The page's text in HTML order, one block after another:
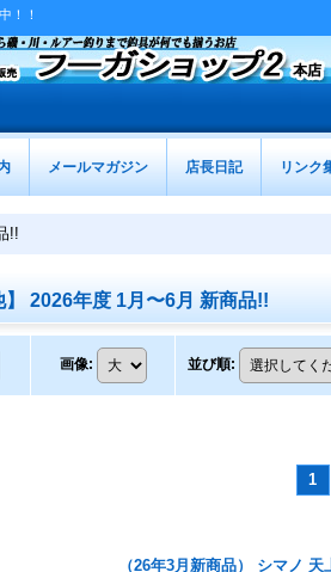
！！
メールマガジン 店長日記 リンク
!!
】 2026年度 1月〜6月 新商品!!
画像: 並び順:
1
（26年3月新商品） シマノ